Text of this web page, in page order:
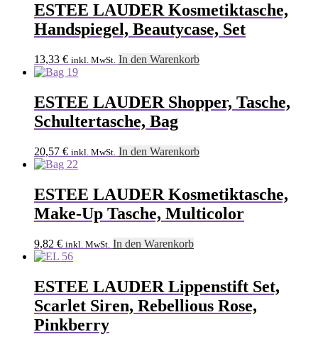
ESTEE LAUDER Kosmetiktasche,
Handspiegel, Beautycase, Set
13,33 € inkl. MwSt. In den Warenkorb
ESTEE LAUDER Shopper, Tasche,
Schultertasche, Bag
20,57 € inkl. MwSt. In den Warenkorb
ESTEE LAUDER Kosmetiktasche,
Make-Up Tasche, Multicolor
9,82 € inkl. MwSt. In den Warenkorb
ESTEE LAUDER Lippenstift Set,
Scarlet Siren, Rebellious Rose,
Pinkberry